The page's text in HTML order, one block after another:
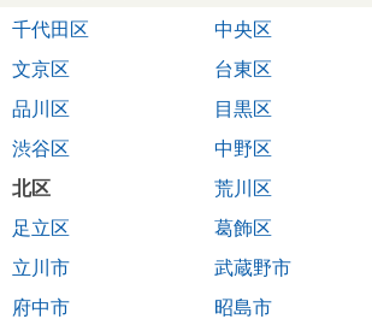
千代田区
中央区
文京区
台東区
品川区
目黒区
渋谷区
中野区
北区
荒川区
足立区
葛飾区
立川市
武蔵野市
府中市
昭島市